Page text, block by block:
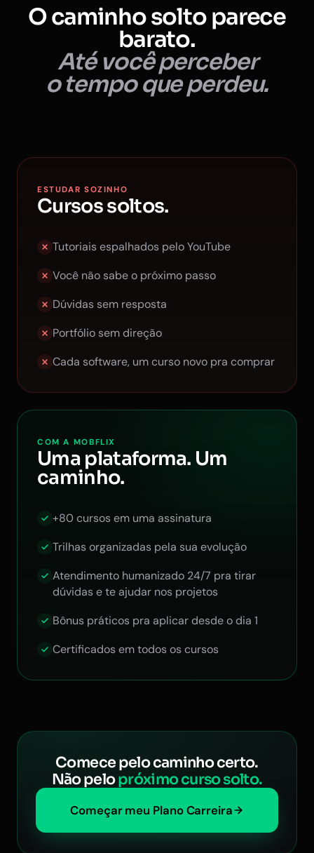
O caminho solto parece
barato.
Até você perceber
o tempo que perdeu.
ESTUDAR SOZINHO
Cursos soltos.
Tutoriais espalhados pelo YouTube
Você não sabe o próximo passo
Dúvidas sem resposta
Portfólio sem direção
Cada software, um curso novo pra comprar
COM A MOBFLIX
Uma plataforma. Um
caminho.
+80 cursos em uma assinatura
Trilhas organizadas pela sua evolução
Atendimento humanizado 24/7 pra tirar
dúvidas e te ajudar nos projetos
Bônus práticos pra aplicar desde o dia 1
Certificados em todos os cursos
Comece pelo caminho certo.
Não pelopróximo curso solto.
Começar meu Plano Carreira